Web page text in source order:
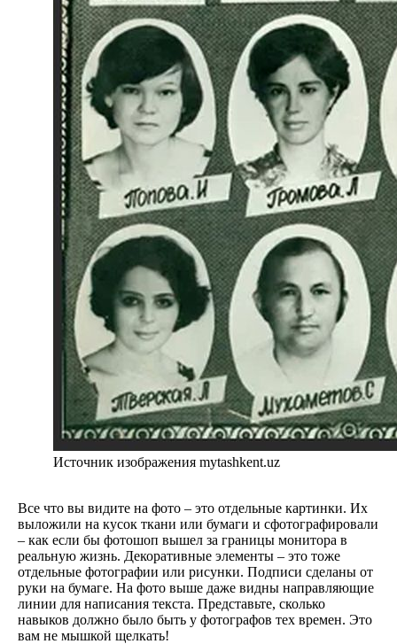
Источник изображения mytashkent.uz
Все что вы видите на фото – это отдельные картинки. Их
выложили на кусок ткани или бумаги и сфотографировали
– как если бы фотошоп вышел за границы монитора в
реальную жизнь. Декоративные элементы – это тоже
отдельные фотографии или рисунки. Подписи сделаны от
руки на бумаге. На фото выше даже видны направляющие
линии для написания текста. Представьте, сколько
навыков должно было быть у фотографов тех времен. Это
вам не мышкой щелкать!